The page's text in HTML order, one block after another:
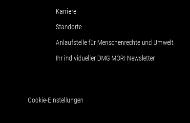
Karriere
Standorte
Anlaufstelle für Menschenrechte und Umwelt
Ihr individueller DMG MORI Newsletter
Cookie-Einstellungen